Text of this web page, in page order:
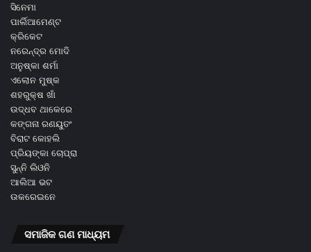
ସିନେମା
ପାର୍ଲିଆମେଣ୍ଟ
କ୍ରିକେଟ
ନରେନ୍ଦ୍ର ମୋଦି
ଅନୁଷ୍କା ଶର୍ମା
ଏଲୋନ ମୁଷ୍କ
ଶହରୁକ୍ଷ ଖାଁ
ଉଦ୍ଧବ ଥାକେରେ
କଙ୍ଗନା ରଣୟୁତଂ
ବିରାଟ କୋହଲି
ପ୍ରିୟଙ୍କା ଚୋପ୍ରା
ସୁନ୍ନି ଲିଓନି
ଆଲିଆ ଭଟ
ଉକରେଇନେ
ସମାଜିକ ଗଣ ମାଧ୍ୟମ